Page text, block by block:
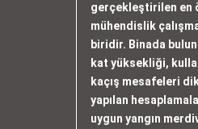
gerçekleştirilen en
mühendislik
biridir. Binada
kat yüksekliği,
kaçış mesafeleri
yapılan
uygun yangın